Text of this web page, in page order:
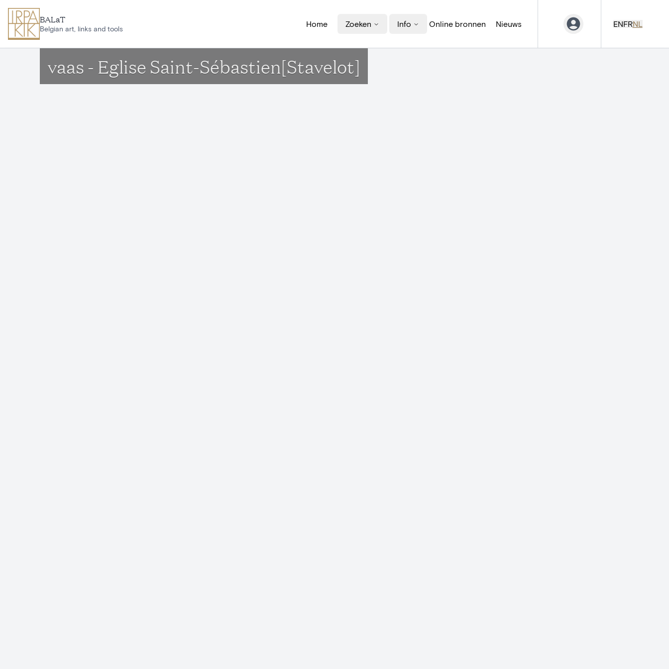
BALaT
Belgian art, links and tools
Home Zoeken Info Online bronnen Nieuws ENFRNL
vaas - Eglise Saint-Sébastien[Stavelot]